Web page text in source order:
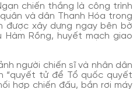
chiến thắng là công trình
và dân Thanh Hóa trong
được xây dựng ngay bên bờ
Rồng, huyết mạch giao
người chiến sĩ và nhân dân
“quyết tử để Tổ quốc quyết
hợp chiến đấu, bắn rơi máy